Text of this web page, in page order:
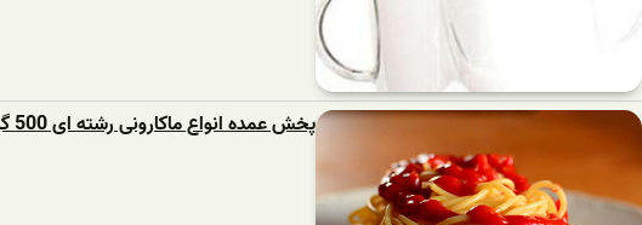
پخش عمده انواع ماکارونی رشته ای 500 گرمی